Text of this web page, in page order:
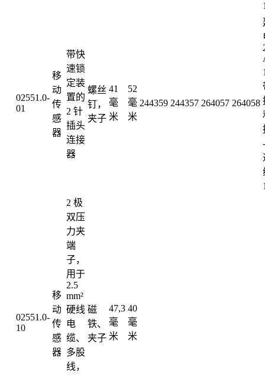
02551.0-
01
移
动
传
感
器
带快
速锁
定装
置的
2 针
插头
连接
器
螺丝
钉，
夹子
41
毫
米
52
毫
米
244359 244357 264057 264058
02551.0-
10
移
动
传
感
器
2 极
双压
力夹
端
子，
用于
2.5
mm²
硬线
电
缆、
多股
线，
磁
铁、
夹子
47,3
毫
米
40
毫
米